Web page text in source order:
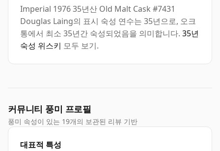
Imperial 1976 35년산 Old Malt Cask #7431
Douglas Laing의 표시 숙성 연수는 35년으로, 오크
통에서 최소 35년간 숙성되었음을 의미합니다. 35년
숙성 위스키 모두 보기.
커뮤니티 풍미 프로필
풍미 속성이 있는 19개의 보관된 리뷰 기반
대표적 특성